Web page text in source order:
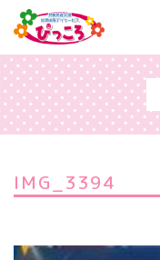
IMG_3394